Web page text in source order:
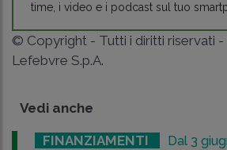
time, i video e i podcast sul tuo
© Copyright - Tutti i diritti riservati -
Lefebvre S.p.A.
Vedi anche
FINANZIAMENTI Dal 3